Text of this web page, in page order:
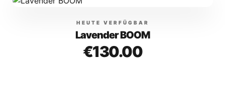
HEUTE VERFÜGBAR
Lavender BOOM
€130.00